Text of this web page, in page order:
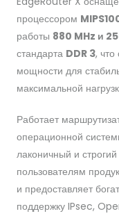
процессором
работы 880 MHz и
стандарта DDR 3,
мощности для
максимальной
Работает
операционной
лаконичный и
пользователям
и предоставляет
поддержку IPsec,